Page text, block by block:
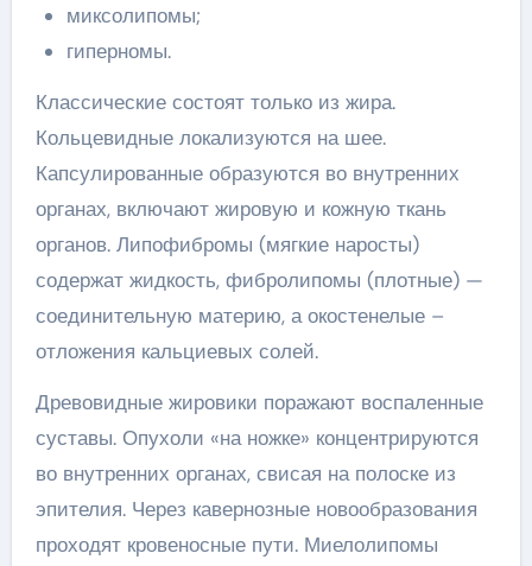
миксолипомы;
гиперномы.
Классические состоят только из жира.
Кольцевидные локализуются на шее.
Капсулированные образуются во внутренних
органах, включают жировую и кожную ткань
органов. Липофибромы (мягкие наросты)
содержат жидкость, фибролипомы (плотные) —
соединительную материю, а окостенелые –
отложения кальциевых солей.
Древовидные жировики поражают воспаленные
суставы. Опухоли «на ножке» концентрируются
во внутренних органах, свисая на полоске из
эпителия. Через кавернозные новообразования
проходят кровеносные пути. Миелолипомы